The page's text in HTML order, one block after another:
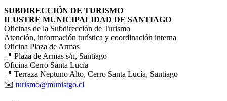
SUBDIRECCIÓN DE TURISMO
ILUSTRE MUNICIPALIDAD DE SANTIAGO
Oficinas de la Subdirección de Turismo
Atención, información turística y coordinación interna
Oficina Plaza de Armas
📍 Plaza de Armas s/n, Santiago
Oficina Cerro Santa Lucía
📍 Terraza Neptuno Alto, Cerro Santa Lucía, Santiago
✉️ turismo@munistgo.cl